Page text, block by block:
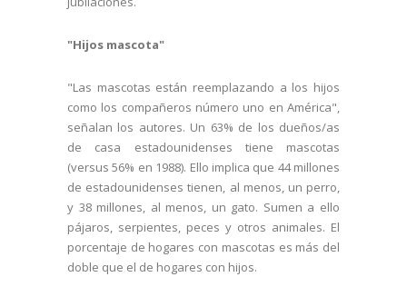
"Hijos mascota"
"Las mascotas están reemplazando a los hijos
como los compañeros número uno en América",
señalan los autores. Un 63% de los dueños/as
de casa estadounidenses tiene mascotas
(versus 56% en 1988). Ello implica que 44 millones
de estadounidenses tienen, al menos, un perro,
y 38 millones, al menos, un gato. Sumen a ello
pájaros, serpientes, peces y otros animales. El
porcentaje de hogares con mascotas es más del
doble que el de hogares con hijos.